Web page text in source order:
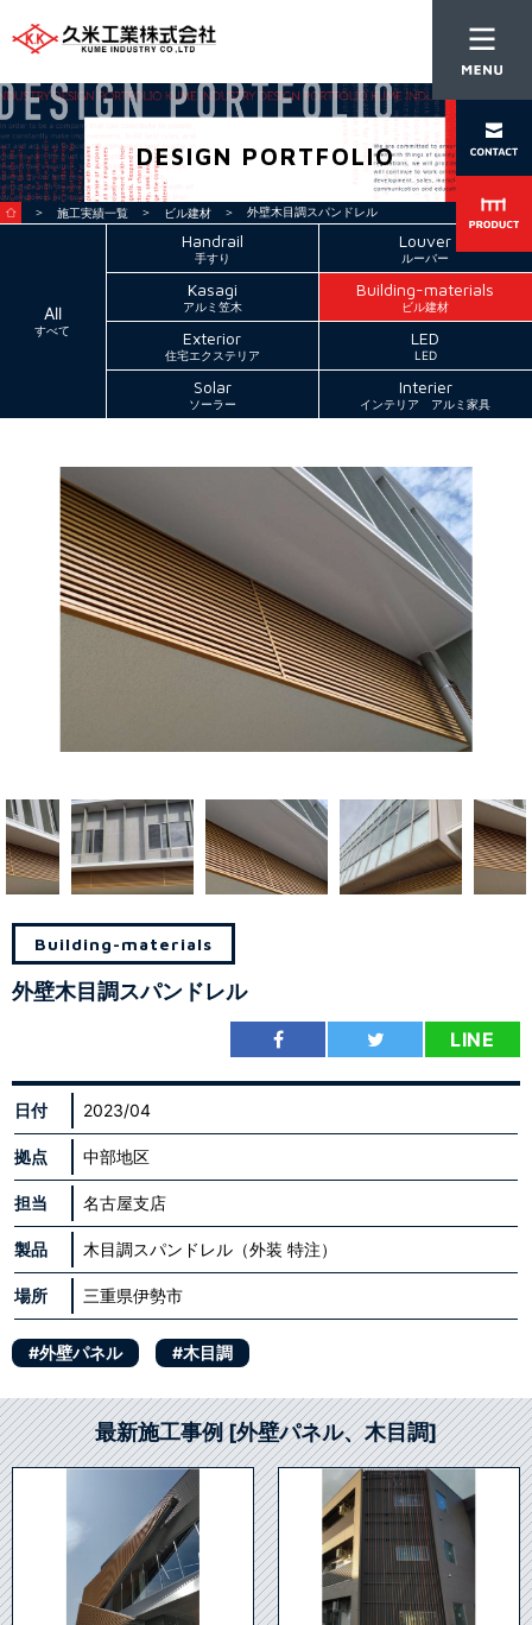
DESIGN PORTFOLIO
＞ 施工実績一覧 ＞ ビル建材 ＞ 外壁木目調スパンドレル
All
すべて
Handrail
手すり
Louver
ルーバー
Kasagi
アルミ笠木
Building-materials
ビル建材
Exterior
住宅エクステリア
LED
LED
Solar
ソーラー
Interier
インテリア アルミ家具
Building-materials
外壁木目調スパンドレル
LINE
日付 2023/04
拠点 中部地区
担当 名古屋支店
製品 木目調スパンドレル（外装 特注）
場所 三重県伊勢市
#外壁パネル #木目調
最新施工事例 [外壁パネル、木目調]